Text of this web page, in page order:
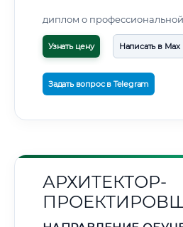
диплом о
Узнать цену Написать в Max
Задать вопрос в Telegram
АРХИТЕКТОР-